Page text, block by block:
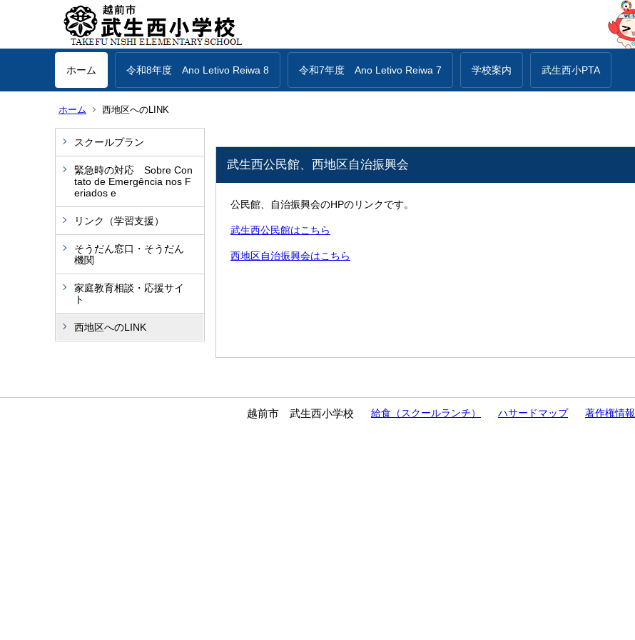
ホーム 令和8年度 Ano Letivo Reiwa 8 令和7年度 Ano Letivo Reiwa 7 学校案内 武生西小PTA
ホーム 西地区へのLINK
スクールプラン
緊急時の対応 Sobre Con
tato de Emergência nos F
eriados e
リンク（学習支援）
そうだん窓口・そうだん
機関
家庭教育相談・応援サイ
ト
西地区へのLINK
武生西公民館、西地区自治振興会
公民館、自治振興会のHPのリンクです。
武生西公民館はこちら
西地区自治振興会はこちら
越前市 武生西小学校 給食（スクールランチ） ハサードマップ 著作権情報